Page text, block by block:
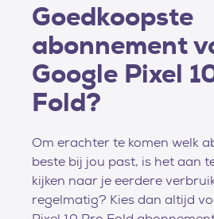
Goedkoopste
abonnement
Google Pixel
Fold?
Om erachter te komen welk
beste bij jou past, is het aan
kijken naar je eerdere
regelmatig? Kies dan altijd